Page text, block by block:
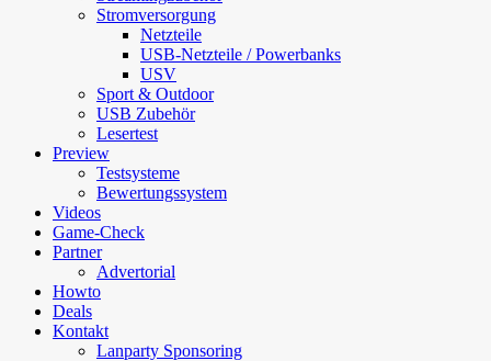
Stromversorgung
Netzteile
USB-Netzteile / Powerbanks
USV
Sport & Outdoor
USB Zubehör
Lesertest
Preview
Testsysteme
Bewertungssystem
Videos
Game-Check
Partner
Advertorial
Howto
Deals
Kontakt
Lanparty Sponsoring